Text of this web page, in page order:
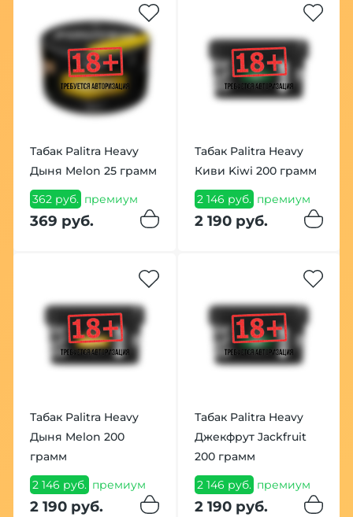
Табак Palitra Heavy
Дыня Melon 25 грамм
362 руб. премиум
369 руб.
Табак Palitra Heavy
Киви Kiwi 200 грамм
2 146 руб. премиум
2 190 руб.
Табак Palitra Heavy
Дыня Melon 200
грамм
2 146 руб. премиум
2 190 руб.
Табак Palitra Heavy
Джекфрут Jackfruit
200 грамм
2 146 руб. премиум
2 190 руб.